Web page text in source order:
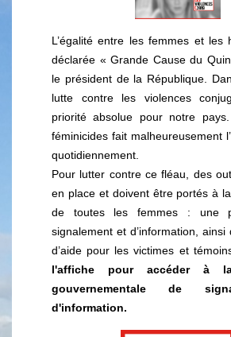
L’égalité entre les femmes et les
déclarée « Grande Cause du
le président de la République.
lutte contre les violences
priorité absolue pour notre
féminicides fait malheureusement
quotidiennement.
Pour lutter contre ce fléau, des
en place et doivent être portés à
de toutes les femmes : une
signalement et d’information,
d’aide pour les victimes et
l'affiche pour accéder à la
gouvernementale de
d'information.